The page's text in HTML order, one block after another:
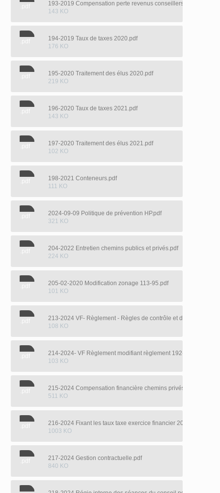
.pdf
193-2019 Compensation perte revenus conseillers.pdf
143 KO
.pdf
194-2019 Taux de taxes 2020.pdf
176 KO
.pdf
195-2020 Traitement des élus 2020.pdf
219 KO
.pdf
196-2020 Taux de taxes 2021.pdf
143 KO
.pdf
197-2020 Traitement des élus 2021.pdf
102 KO
.pdf
198-2021 Conteneurs.pdf
111 KO
.pdf
2024-09-09 Politique de prévention HP.pdf
321 KO
.pdf
204-2022 Entretien chemins publics et privés.pdf
224 KO
.pdf
205-02-2020 Modification zonage 113-95.pdf
101 KO
.pdf
213-2024 VF- Règlement - Règles de contrôle et de suivi
108 KO
.pdf
103 KO
.pdf
215-2024 Compensation financière chemins privés.pdf
511 KO
.pdf
216-2024 Fixant les taux taxe exercice financier 2025.pdf
1003 KO
.pdf
217-2024 Gestion contractuelle.pdf
840 KO